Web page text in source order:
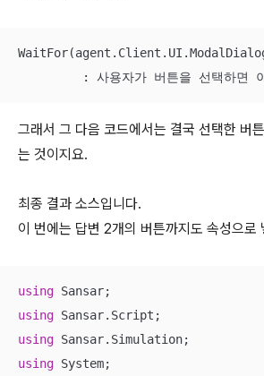
: 사용자가 버튼을 선택하면
그래서 그 다음 코드에서는 결국 선택한 버
는 것이지요.
최종 결과 소스입니다.
이 번에는 답변 2개의 버튼까지도 속성으로
using
using
using
using System;